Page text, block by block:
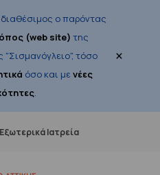
διαθέσιμος ο παρόντας
(web site) της
τόσο
όσο και μενέες
.
×
Εξωτερικά Ιατρεία